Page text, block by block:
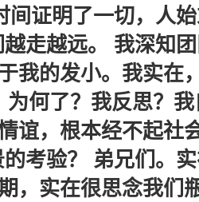
证明了一切，人始
走越远。 我深知
我的发小。我实在
何了？我反思？
谊，根本经不起社
考验？ 弟兄们。
，实在很思念我们